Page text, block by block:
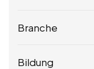
Branche
Bildung